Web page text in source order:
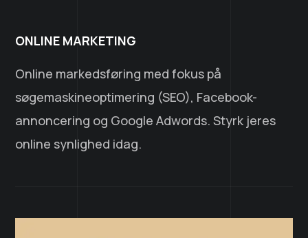
ONLINE MARKETING
Online markedsføring med fokus på
søgemaskineoptimering (SEO), Facebook-
annoncering og Google Adwords. Styrk jeres
online synlighed idag.